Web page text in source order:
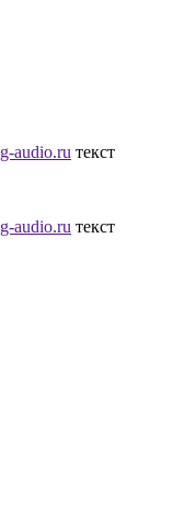
g-audio.ru текст
g-audio.ru текст